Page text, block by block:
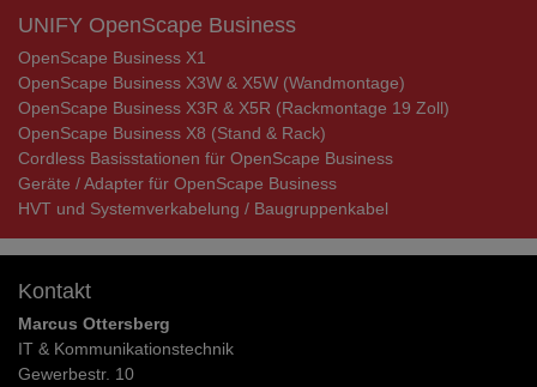
UNIFY OpenScape Business
OpenScape Business X1
OpenScape Business X3W & X5W (Wandmontage)
OpenScape Business X3R & X5R (Rackmontage 19 Zoll)
OpenScape Business X8 (Stand & Rack)
Cordless Basisstationen für OpenScape Business
Geräte / Adapter für OpenScape Business
HVT und Systemverkabelung / Baugruppenkabel
Kontakt
Marcus Ottersberg
IT & Kommunikationstechnik
Gewerbestr. 10